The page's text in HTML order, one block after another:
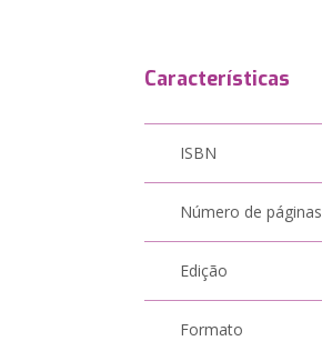
Características
ISBN
Número de páginas
Edição
Formato